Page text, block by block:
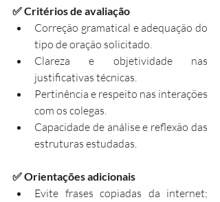
✅ Critérios de avaliação
Correção gramatical e adequação do
tipo de oração solicitado.
Clareza e objetividade nas
justificativas técnicas.
Pertinência e respeito nas interações
com os colegas.
Capacidade de análise e reflexão das
estruturas estudadas.
✅ Orientações adicionais
Evite frases copiadas da internet;